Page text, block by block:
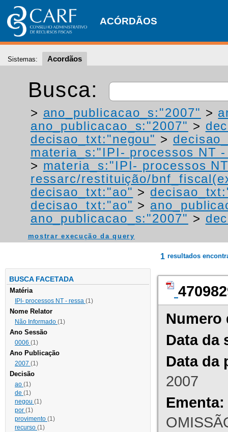
ACÓRDÃOS
Sistemas: Acordãos
Busca:
> ano_publicacao_s:"2007" >
ano_publicacao_s:"2007" >
decisao_txt:"negou" >
materia_s:"IPI- processos NT
> materia_s:"IPI- processos
ressarc/restituição/
decisao_txt:"ao" >
decisao_txt:"ao" >
ano_publicacao_s:"2007" >
mostrar execução da query
BUSCA FACETADA
Matéria
IPI- processos NT - ressa (1)
Nome Relator
Não Informado (1)
Ano Sessão
0006 (1)
Ano Publicação
2007 (1)
Decisão
ao (1)
de (1)
negou (1)
por (1)
provimento (1)
recurso (1)
1 resultados
Numero
Data da
Data da
2007
Ementa: